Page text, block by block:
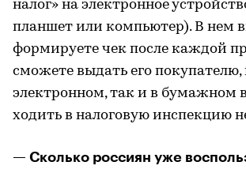
налог» на электронное
планшет или компьютер). В нем
формируете чек после каждой
сможете выдать его покупателю,
электронном, так и в бумажном
ходить в налоговую инспекцию
— Сколько россиян уже